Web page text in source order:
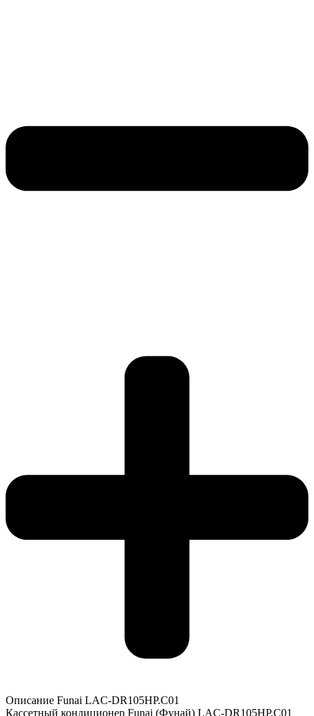
Описание Funai LAC-DR105HP.C01
Кассетный кондиционер Funai (Фунай) LAC-DR105HP.C01